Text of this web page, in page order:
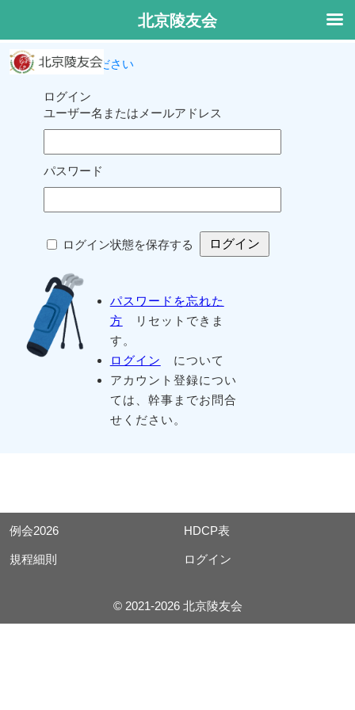
ログインしてください
ログイン
ユーザー名またはメールアドレス
パスワード
ログイン状態を保存する
パスワードを忘れた
方 リセットできま
す。
ログイン
について
アカウント登録につい
ては、幹事までお問合
せください。
例会2026 HDCP表
規程細則 ログイン
© 2021-2026 北京陵友会
北京陵友会